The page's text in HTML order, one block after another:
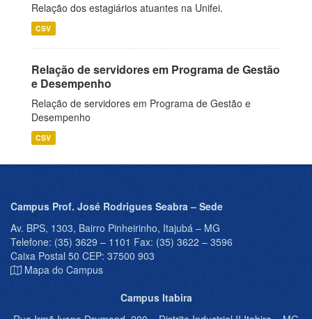
Relação dos estagiários atuantes na Unifei.
CSV
Relação de servidores em Programa de Gestão
e Desempenho
Relação de servidores em Programa de Gestão e
Desempenho
CSV
Campus Prof. José Rodrigues Seabra – Sede
Av. BPS, 1303, Bairro Pinheirinho, Itajubá – MG
Telefone: (35) 3629 – 1101 Fax: (35) 3622 – 3596
Caixa Postal 50 CEP: 37500 903
Mapa do Campus
Campus Itabira